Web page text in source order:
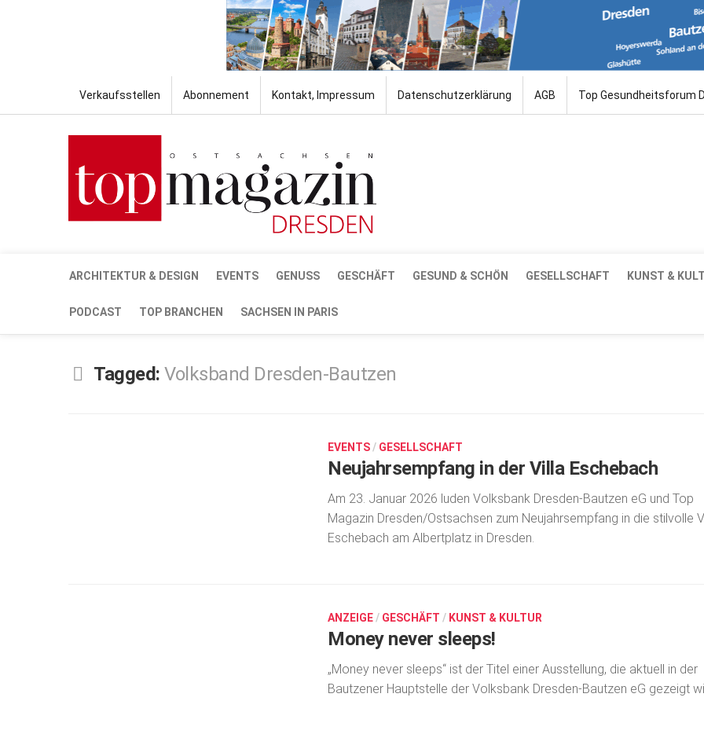
Verkaufsstellen Abonnement Kontakt, Impressum Datenschutzerklärung AGB Top Gesundheitsforum
ARCHITEKTUR & DESIGN EVENTS GENUSS GESCHÄFT GESUND & SCHÖN GESELLSCHAFT KUNST &
PODCAST TOP BRANCHEN SACHSEN IN PARIS
Tagged: Volksband Dresden-Bautzen
EVENTS / GESELLSCHAFT
Neujahrsempfang in der Villa Eschebach
Am 23. Januar 2026 luden Volksbank Dresden-Bautzen eG und Top
Magazin Dresden/Ostsachsen zum Neujahrsempfang in die stilvolle
Eschebach am Albertplatz in Dresden.
ANZEIGE / GESCHÄFT / KUNST & KULTUR
Money never sleeps!
„Money never sleeps“ ist der Titel einer Ausstellung, die aktuell in der
Bautzener Hauptstelle der Volksbank Dresden-Bautzen eG gezeigt